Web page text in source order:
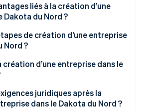
2026
liés à la création d’une
Dakota du Nord ?
de création d’une entreprise
Nord ?
d’une entreprise dans le
juridiques après la
dans le Dakota du Nord ?